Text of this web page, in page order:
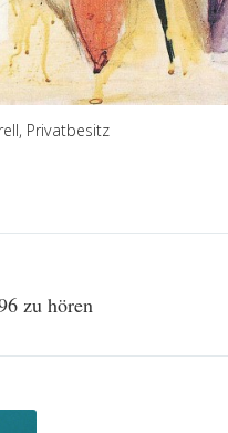
Privatbesitz
zu hören